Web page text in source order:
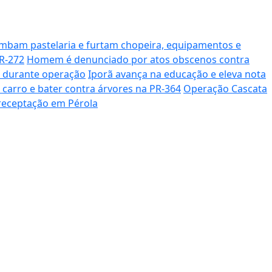
pastelaria e furtam chopeira, equipamentos e
272 Homem é denunciado por atos obscenos contra
operação Iporã avança na educação e eleva nota
e bater contra árvores na PR-364 Operação Cascata
em Pérola